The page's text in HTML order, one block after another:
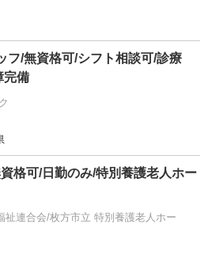
フ/無資格可/シフト相談可/診療
完備
格可/日勤のみ/特別養護老人ホー
祉連合会/枚方市立 特別養護老人ホー